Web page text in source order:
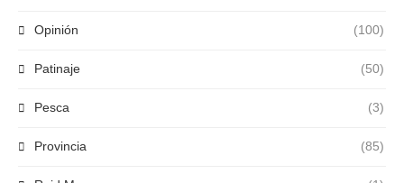
Opinión (100)
Patinaje (50)
Pesca (3)
Provincia (85)